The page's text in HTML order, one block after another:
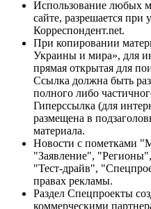
Использование любых
сайте, разрешается при
Корреспондент.net.
При копировании
Украины и мира», для
прямая открытая для
Ссылка должна быть
полного либо
Гиперссылка (для
размещена в
материала.
Новости с пометками
"Заявление",
"Тест-драйв",
правах рекламы.
Раздел Спецпроекты
коммерческими